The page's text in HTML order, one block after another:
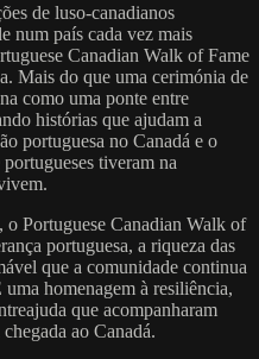
de luso-canadianos
num país cada vez mais
Canadian Walk of Fame
Mais do que uma cerimónia de
como uma ponte entre
histórias que ajudam a
portuguesa no Canadá e o
tiveram na
o Portuguese Canadian Walk of
portuguesa, a riqueza das
que a comunidade continua
homenagem à resiliência,
que acompanharam
ao Canadá.